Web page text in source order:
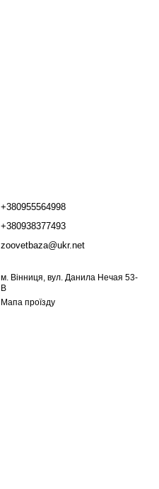
+380955564998
+380938377493
zoovetbaza@ukr.net
м. Вінниця, вул. Данила Нечая 53-
В
Мапа проїзду